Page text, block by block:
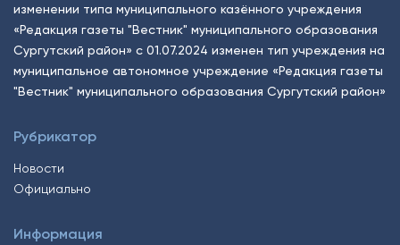
изменении типа муниципального казённого учреждения
«Редакция газеты "Вестник" муниципального образования
Сургутский район» с 01.07.2024 изменен тип учреждения на
муниципальное автономное учреждение «Редакция газеты
"Вестник" муниципального образования Сургутский район»
Рубрикатор
Новости
Официально
Информация